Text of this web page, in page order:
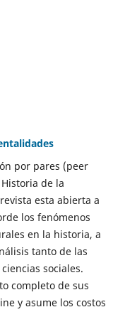
por pares (peer
de la
esta abierta a
los fenómenos
en la historia, a
tanto de las
sociales.
completo de sus
y asume los costos